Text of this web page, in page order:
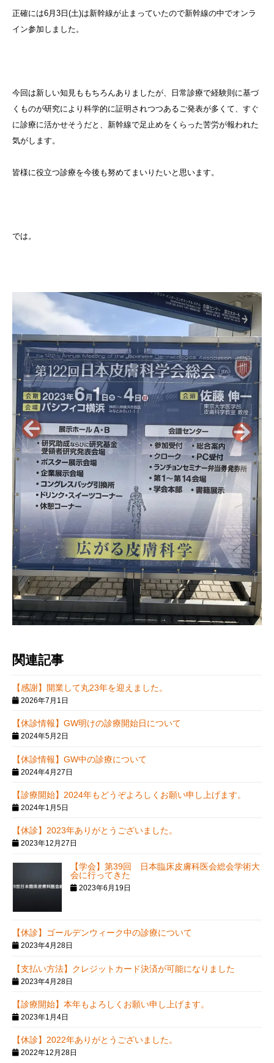
正確には6月3日(土)は新幹線が止まっていたので新幹線の中でオンラ
イン参加しました。
今回は新しい知見ももちろんありましたが、日常診療で経験則に基づ
くものが研究により科学的に証明されつつあるご発表が多くて、すぐ
に診療に活かせそうだと、新幹線で足止めをくらった苦労が報われた
気がします。
皆様に役立つ診療を今後も努めてまいりたいと思います。
では。
関連記事
【感謝】開業して丸23年を迎えました。
2026年7月1日
【休診情報】GW明けの診療開始日について
2024年5月2日
【休診情報】GW中の診療について
2024年4月27日
【診療開始】2024年もどうぞよろしくお願い申し上げます。
2024年1月5日
【休診】2023年ありがとうございました。
2023年12月27日
【学会】第39回 日本臨床皮膚科医会総会学術大
会に行ってきた
2023年6月19日
【休診】ゴールデンウィーク中の診療について
2023年4月28日
【支払い方法】クレジットカード決済が可能になりました
2023年4月28日
【診療開始】本年もよろしくお願い申し上げます。
2023年1月4日
【休診】2022年ありがとうございました。
2022年12月28日